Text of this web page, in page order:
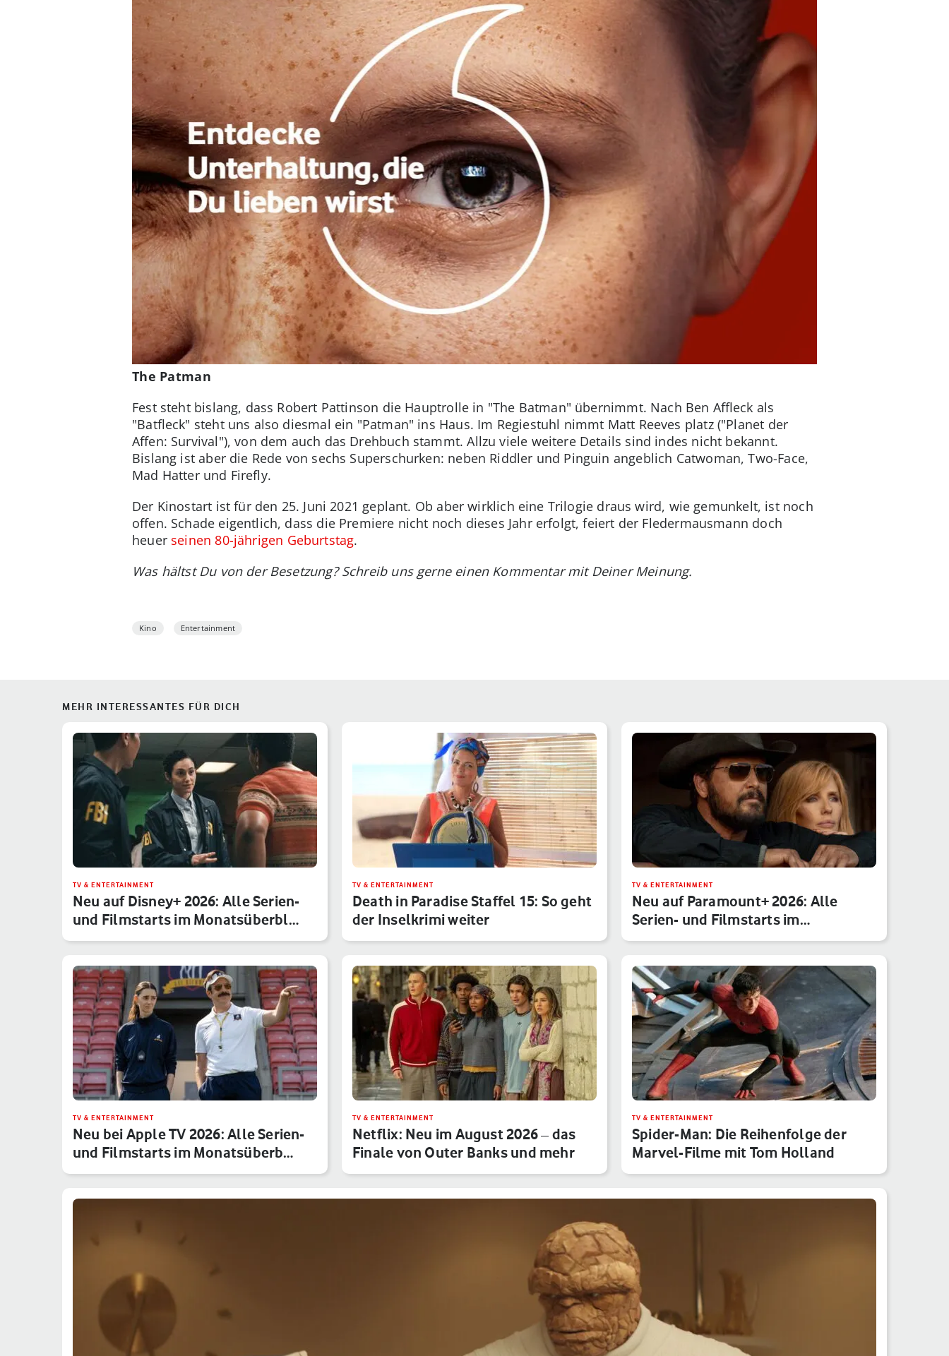
The Patman
Fest steht bislang, dass Robert Pattinson die Hauptrolle in "The Batman" übernimmt. Nach Ben Affleck als
"Batfleck" steht uns also diesmal ein "Patman" ins Haus. Im Regiestuhl nimmt Matt Reeves platz ("Planet der
Affen: Survival"), von dem auch das Drehbuch stammt. Allzu viele weitere Details sind indes nicht bekannt.
Bislang ist aber die Rede von sechs Superschurken: neben Riddler und Pinguin angeblich Catwoman, Two-Face,
Mad Hatter und Firefly.
Der Kinostart ist für den 25. Juni 2021 geplant. Ob aber wirklich eine Trilogie draus wird, wie gemunkelt, ist noch
offen. Schade eigentlich, dass die Premiere nicht noch dieses Jahr erfolgt, feiert der Fledermausmann doch
heuer seinen 80-jährigen Geburtstag.
Was hältst Du von der Besetzung? Schreib uns gerne einen Kommentar mit Deiner Meinung.
Kino Entertainment
MEHR INTERESSANTES FÜR DICH
TV & ENTERTAINMENT
Neu auf Disney+ 2026: Alle Serien-
und Filmstarts im Monatsüberbl…
TV & ENTERTAINMENT
Death in Paradise Staffel 15: So geht
der Inselkrimi weiter
TV & ENTERTAINMENT
Neu auf Paramount+ 2026: Alle
Serien- und Filmstarts im
Monatsübe…
TV & ENTERTAINMENT
Neu bei Apple TV 2026: Alle Serien-
und Filmstarts im Monatsüberb…
TV & ENTERTAINMENT
Netflix: Neu im August 2026 – das
Finale von Outer Banks und mehr
TV & ENTERTAINMENT
Spider-Man: Die Reihenfolge der
Marvel-Filme mit Tom Holland